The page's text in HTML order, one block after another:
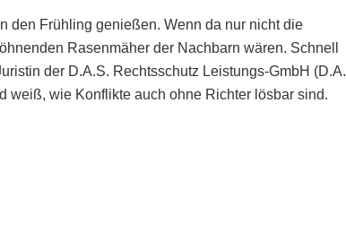
den Frühling genießen. Wenn da nur nicht die
Rasenmäher der Nachbarn wären. Schnell
der D.A.S. Rechtsschutz Leistungs-GmbH
weiß, wie Konflikte auch ohne Richter lösbar sind.